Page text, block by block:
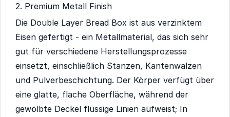
2. Premium Metall Finish
Die Double Layer Bread Box ist aus verzinktem
Eisen gefertigt - ein Metallmaterial, das sich sehr
gut für verschiedene Herstellungsprozesse
einsetzt, einschließlich Stanzen, Kantenwalzen
und Pulverbeschichtung. Der Körper verfügt über
eine glatte, flache Oberfläche, während der
gewölbte Deckel flüssige Linien aufweist; In